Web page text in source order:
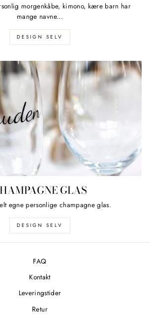
morgenkåbe, kimono, kære barn har
mange navne...
DESIGN SELV
GLAS
egne personlige champagne glas.
DESIGN SELV
FAQ
Kontakt
Leveringstider
Retur